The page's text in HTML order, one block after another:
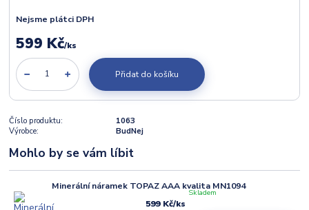
Nejsme plátci DPH
599 Kč/ks
Přidat do košíku
Číslo produktu:
1063
Výrobce:
BudNej
Mohlo by se vám líbit
Minerální náramek TOPAZ AAA kvalita MN1094
599 Kč/ks
Skladem